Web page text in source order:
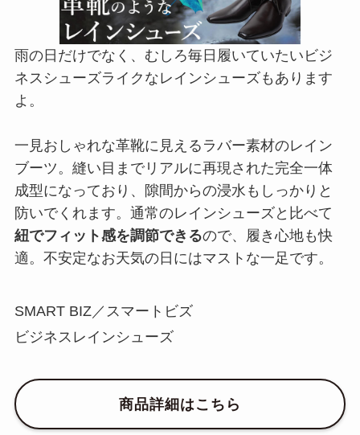
雨の日だけでなく、むしろ毎日履いていたいビジ
ネスシューズライクなレインシューズもあります
よ。
一見おしゃれな革靴に見えるラバー素材のレイン
ブーツ。縫い目までリアルに再現された完全一体
成型になっており、隙間からの浸水もしっかりと
防いでくれます。通常のレインシューズと比べて
紐でフィット感を調節できるので、履き心地も快
適。不安定なお天気の日にはマストな一足です。
SMART BIZ／スマートビズ
ビジネスレインシューズ
商品詳細はこちら